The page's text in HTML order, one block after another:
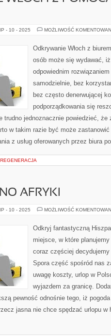
- 10 - 2025 MOŻLIWOŚĆ
Odkrywanie Włoch z
osób może się wydawać,
odpowiednim
samodzielnie, bez
bez często denerwującej
podporządkowania się
trudno jednoznacznie powiedzieć,
w takim razie być może
z usług oferowanych przez biura
AFRYKI
- 10 - 2025 MOŻLIWOŚĆ
Odkryj fantastyczną
miejsce, w które
coraz częściej
Spora część spośród nas
uwagę koszty, urlop w
wyjazdem za granicę.
pewność odnośnie tego, iż
jasna nie chce spędzać urlopu w